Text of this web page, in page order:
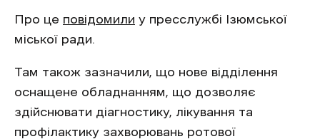
Про це повідомили у пресслужбі Ізюмської
міської ради.
Там також зазначили, що нове відділення
оснащене обладнанням, що дозволяє
здійснювати діагностику, лікування та
профілактику захворювань ротової